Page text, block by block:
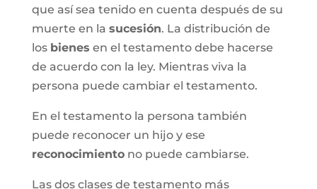
que así sea tenido en cuenta después de su
muerte en la sucesión. La distribución de
los bienes en el testamento debe hacerse
de acuerdo con la ley. Mientras viva la
persona puede cambiar el testamento.
En el testamento la persona también
puede reconocer un hijo y ese
reconocimientono puede cambiarse.
Las dos clases de testamento más